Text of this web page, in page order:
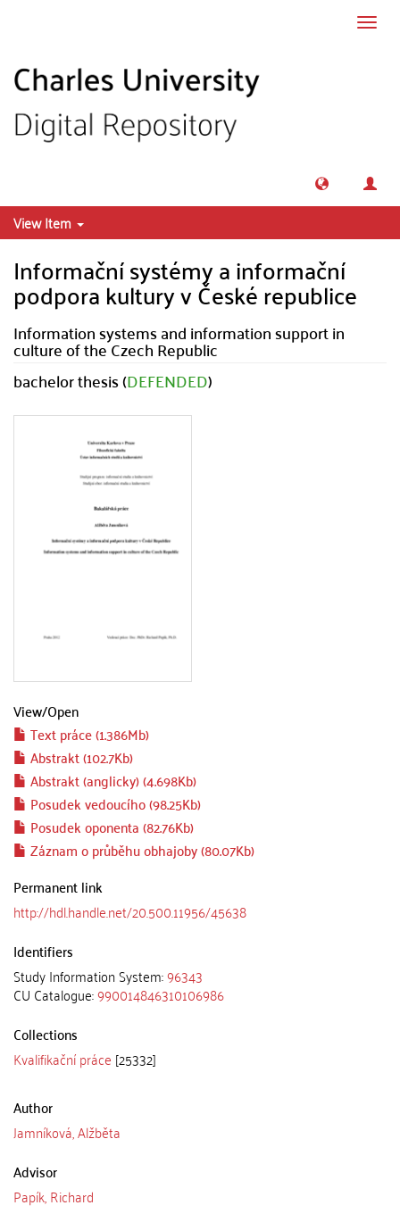
View Item
Informační systémy a informační
podpora kultury v České republice
Information systems and information support in
culture of the Czech Republic
bachelor thesis (DEFENDED)
View/Open
Text práce (1.386Mb)
Abstrakt (102.7Kb)
Abstrakt (anglicky) (4.698Kb)
Posudek vedoucího (98.25Kb)
Posudek oponenta (82.76Kb)
Záznam o průběhu obhajoby (80.07Kb)
Permanent link
http://hdl.handle.net/20.500.11956/45638
Identifiers
Study Information System:96343
CU Catalogue:990014846310106986
Collections
Kvalifikační práce [25332]
Author
Jamníková, Alžběta
Advisor
Papík, Richard